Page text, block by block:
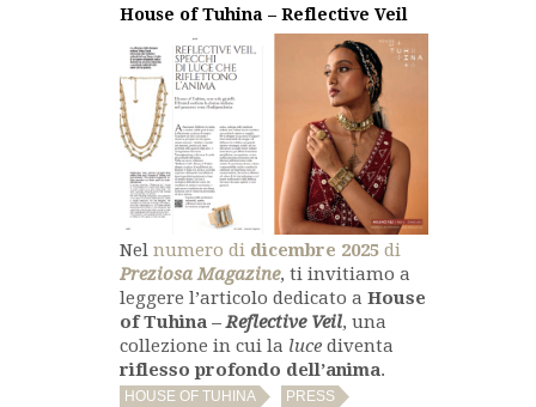
House of Tuhina – Reflective Veil
Nel numero di dicembre 2025 di
Preziosa Magazine, ti invitiamo a
leggere l’articolo dedicato a House
of Tuhina –Reflective Veil, una
collezione in cui la luce diventa
riflesso profondo dell’anima.
HOUSE OF TUHINA PRESS